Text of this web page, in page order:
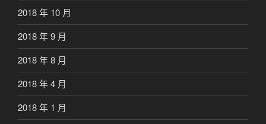
2018 年 10 月
2018 年 9 月
2018 年 8 月
2018 年 4 月
2018 年 1 月